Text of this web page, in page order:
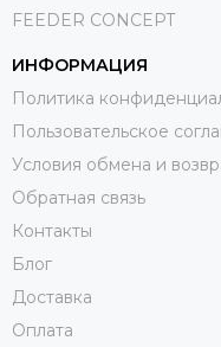
FEEDER CONCEPT
ИНФОРМАЦИЯ
Политика
Пользовательское
Условия обмена и
Обратная связь
Контакты
Блог
Доставка
Оплата